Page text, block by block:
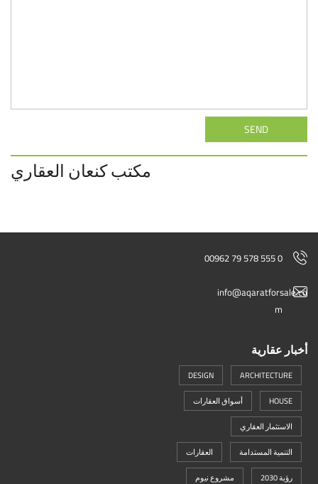
SEND
مكتب كنعان العقاري
00962 79 578 555 0
info@aqaratforsale.co
m
أخبار عقارية
ARCHITECTURE
DESIGN
HOUSE
أسواق العقارات
الاستثمار العقاري
التنمية المستدامة
العقارات
رؤية 2030
مشروع نيوم